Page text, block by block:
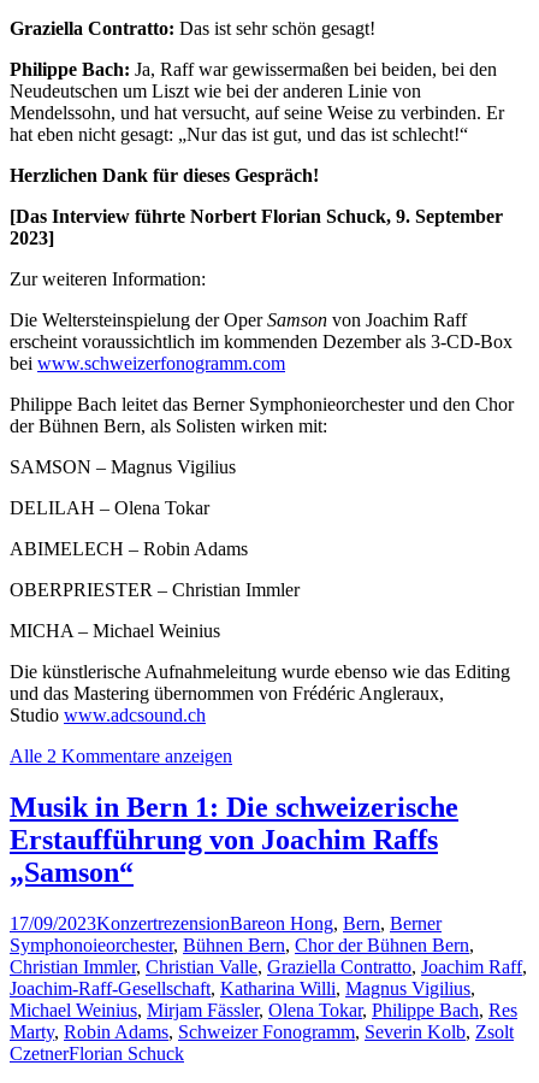
Graziella Contratto: Das ist sehr schön gesagt!
Philippe Bach: Ja, Raff war gewissermaßen bei beiden, bei den
Neudeutschen um Liszt wie bei der anderen Linie von
Mendelssohn, und hat versucht, auf seine Weise zu verbinden. Er
hat eben nicht gesagt: „Nur das ist gut, und das ist schlecht!“
Herzlichen Dank für dieses Gespräch!
[Das Interview führte Norbert Florian Schuck, 9. September
2023]
Zur weiteren Information:
Die Weltersteinspielung der OperSamson von Joachim Raff
erscheint voraussichtlich im kommenden Dezember als 3-CD-Box
bei www.schweizerfonogramm.com
Philippe Bach leitet das Berner Symphonieorchester und den Chor
der Bühnen Bern, als Solisten wirken mit:
SAMSON – Magnus Vigilius
DELILAH – Olena Tokar
ABIMELECH – Robin Adams
OBERPRIESTER – Christian Immler
MICHA – Michael Weinius
Die künstlerische Aufnahmeleitung wurde ebenso wie das Editing
und das Mastering übernommen von Frédéric Angleraux,
Studio www.adcsound.ch
Alle 2 Kommentare anzeigen
Musik in Bern 1: Die schweizerische
Erstaufführung von Joachim Raffs
„Samson“
17/09/2023KonzertrezensionBareon Hong, Bern, Berner
Symphonoieorchester, Bühnen Bern, Chor der Bühnen Bern,
Christian Immler, Christian Valle, Graziella Contratto, Joachim Raff,
Joachim-Raff-Gesellschaft, Katharina Willi, Magnus Vigilius,
Michael Weinius, Mirjam Fässler, Olena Tokar, Philippe Bach, Res
Marty, Robin Adams, Schweizer Fonogramm, Severin Kolb, Zsolt
CzetnerFlorian Schuck